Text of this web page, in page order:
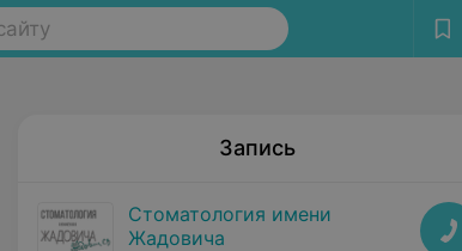
Запись
Стоматология имени
Жадовича